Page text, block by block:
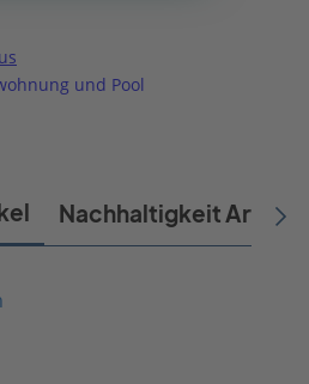
und Pool
Nachhaltigkeit Artikel